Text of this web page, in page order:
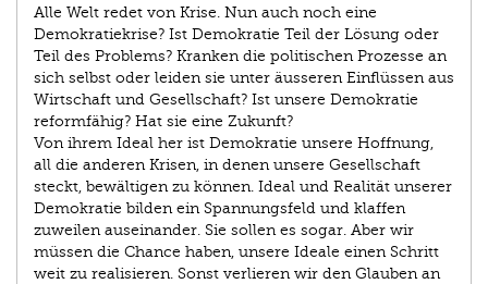
Alle Welt redet von Krise. Nun auch noch eine
Demokratiekrise? Ist Demokratie Teil der Lösung oder
Teil des Problems? Kranken die politischen Prozesse an
sich selbst oder leiden sie unter äusseren Einflüssen aus
Wirtschaft und Gesellschaft? Ist unsere Demokratie
reformfähig? Hat sie eine Zukunft?
Von ihrem Ideal her ist Demokratie unsere Hoffnung,
all die anderen Krisen, in denen unsere Gesellschaft
steckt, bewältigen zu können. Ideal und Realität unserer
Demokratie bilden ein Spannungsfeld und klaffen
zuweilen auseinander. Sie sollen es sogar. Aber wir
müssen die Chance haben, unsere Ideale einen Schritt
weit zu realisieren. Sonst verlieren wir den Glauben an